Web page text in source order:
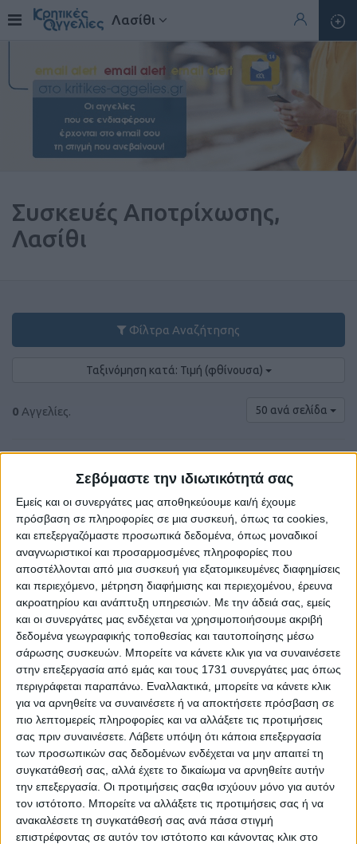
Σεβόμαστε την ιδιωτικότητά σας
Εμείς και οι συνεργάτες μας αποθηκεύουμε και/ή έχουμε
πρόσβαση σε πληροφορίες σε μια συσκευή, όπως τα cookies,
και επεξεργαζόμαστε προσωπικά δεδομένα, όπως μοναδικοί
αναγνωριστικοί και προσαρμοσμένες πληροφορίες που
αποστέλλονται από μια συσκευή για εξατομικευμένες διαφημίσεις
και περιεχόμενο, μέτρηση διαφήμισης και περιεχομένου, έρευνα
ακροατηρίου και ανάπτυξη υπηρεσιών. Με την άδειά σας, εμείς
και οι συνεργάτες μας ενδέχεται να χρησιμοποιήσουμε ακριβή
δεδομένα γεωγραφικής τοποθεσίας και ταυτοποίησης μέσω
σάρωσης συσκευών. Μπορείτε να κάνετε κλικ για να συναινέσετε
στην επεξεργασία από εμάς και τους 1731 συνεργάτες μας όπως
περιγράφεται παραπάνω. Εναλλακτικά, μπορείτε να κάνετε κλικ
για να αρνηθείτε να συναινέσετε ή να αποκτήσετε πρόσβαση σε
πιο λεπτομερείς πληροφορίες και να αλλάξετε τις προτιμήσεις
σας πριν συναινέσετε. Λάβετε υπόψη ότι κάποια επεξεργασία
των προσωπικών σας δεδομένων ενδέχεται να μην απαιτεί τη
συγκατάθεσή σας, αλλά έχετε το δικαίωμα να αρνηθείτε αυτήν
την επεξεργασία. Οι προτιμήσεις σαςθα ισχύουν μόνο για αυτόν
τον ιστότοπο. Μπορείτε να αλλάξετε τις προτιμήσεις σας ή να
ανακαλέσετε τη συγκατάθεσή σας ανά πάσα στιγμή
επιστρέφοντας σε αυτόν τον ιστότοπο και κάνοντας κλικ στο
Λασίθι
Συσκευές Αποτρίχωσης,
Λασίθι
Φίλτρα Αναζήτησης
Ταξινόμηση κατά: Τιμή (φθίνουσα)
0 Αγγελίες. 50 ανά σελίδα
Δε βρέθηκαν αγγελίες σύμφωνα με τα
κριτήρια αναζήτησής σας.
Δοκιμάστε να καθαρίσετε όλα τα υπάρχοντα φίλτρα
αναζήτησης.